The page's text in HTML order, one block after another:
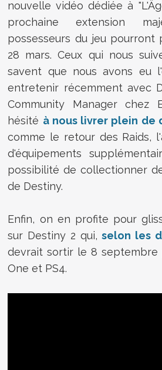
nouvelle vidéo dédiée à
prochaine extension
possesseurs du jeu
28 mars. Ceux qui nous
savent que nous avons eu
entretenir récemment avec
Community Manager chez
hésité à nous livrer plein de
comme le retour des Raids,
d'équipements
possibilité de collectionner
de Destiny.
Enfin, on en profite pour
sur Destiny 2 qui,selon les
devrait sortir le 8 septembre
One et PS4.